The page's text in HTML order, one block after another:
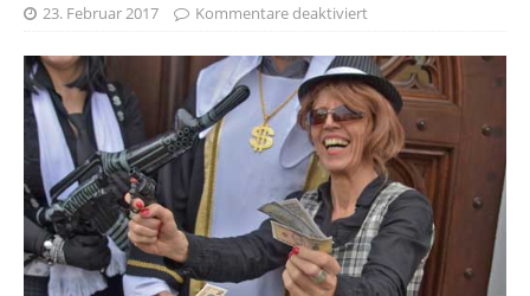
23. Februar 2017 Kommentare deaktiviert